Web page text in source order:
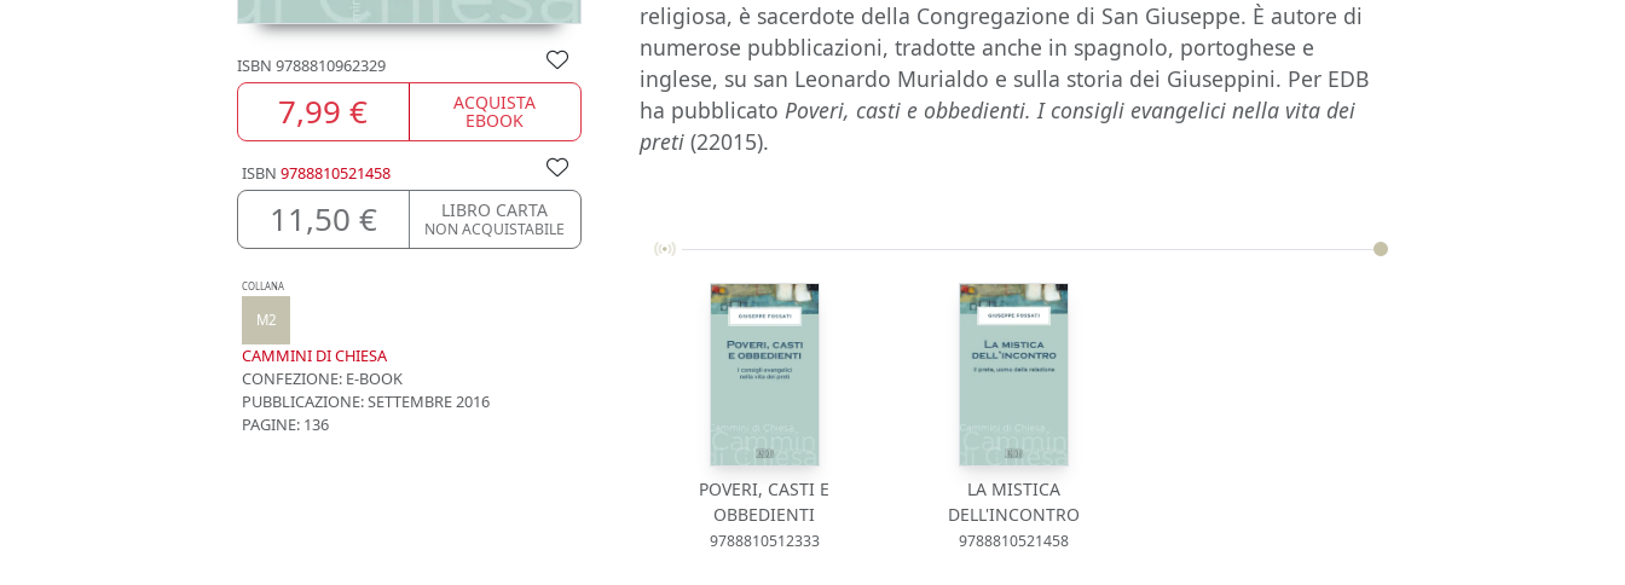
ISBN 9788810962329
7,99 € ACQUISTA
EBOOK
ISBN 9788810521458
11,50 € LIBRO CARTA
NON ACQUISTABILE
COLLANA
M2
CAMMINI DI CHIESA
CONFEZIONE: E-BOOK
PUBBLICAZIONE:SETTEMBRE 2016
PAGINE: 136
religiosa, è sacerdote della Congregazione di San Giuseppe. È autore di
numerose pubblicazioni, tradotte anche in spagnolo, portoghese e
inglese, su san Leonardo Murialdo e sulla storia dei Giuseppini. Per EDB
ha pubblicatoPoveri, casti e obbedienti. I consigli evangelici nella vita dei
preti (22015).
POVERI, CASTI E
OBBEDIENTI
9788810512333
LA MISTICA
DELL'INCONTRO
9788810521458